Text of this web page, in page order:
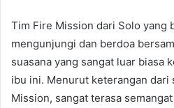
Tim Fire Mission dari Solo yang
mengunjungi dan berdoa
suasana yang sangat luar biasa
ibu ini. Menurut keterangan dari
Mission, sangat terasa